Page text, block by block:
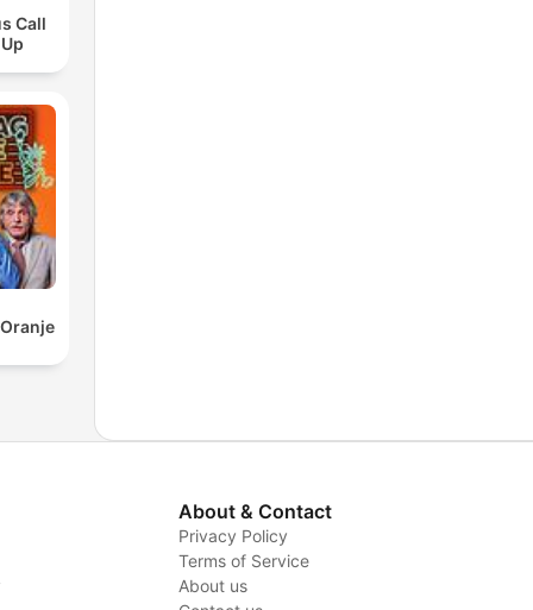
Call
About & Contact
Privacy Policy
Terms of Service
About us